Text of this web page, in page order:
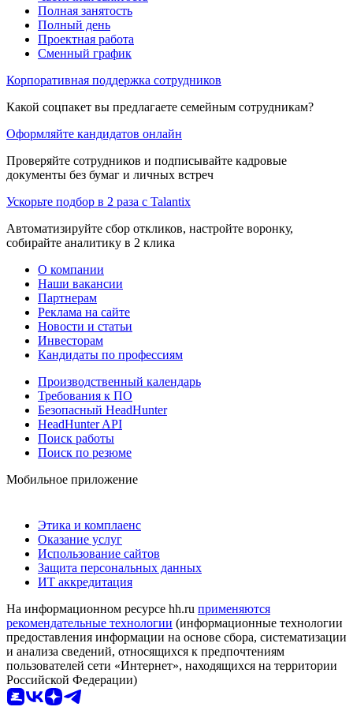
Полная занятость
Полный день
Проектная работа
Сменный график
Корпоративная поддержка сотрудников
Какой соцпакет вы предлагаете семейным сотрудникам?
Оформляйте кандидатов онлайн
Проверяйте сотрудников и подписывайте кадровые
документы без бумаг и личных встреч
Ускорьте подбор в 2 раза с Talantix
Автоматизируйте сбор откликов, настройте воронку,
собирайте аналитику в 2 клика
О компании
Наши вакансии
Партнерам
Реклама на сайте
Новости и статьи
Инвесторам
Кандидаты по профессиям
Производственный календарь
Требования к ПО
Безопасный HeadHunter
HeadHunter API
Поиск работы
Поиск по резюме
Мобильное приложение
Этика и комплаенс
Оказание услуг
Использование сайтов
Защита персональных данных
ИТ аккредитация
На информационном ресурсе hh.ru применяются
рекомендательные технологии (информационные технологии
предоставления информации на основе сбора, систематизации
и анализа сведений, относящихся к предпочтениям
пользователей сети «Интернет», находящихся на территории
Российской Федерации)